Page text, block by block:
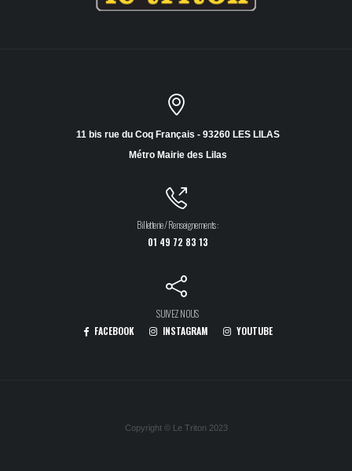
11 bis rue du Coq Français - 93260 LES LILAS
Métro Mairie des Lilas
Billetterie / Renseignements :
01 49 72 83 13
SUIVEZ NOUS
FACEBOOK
INSTAGRAM YOUTUBE
Copyright © Le Triton 2023